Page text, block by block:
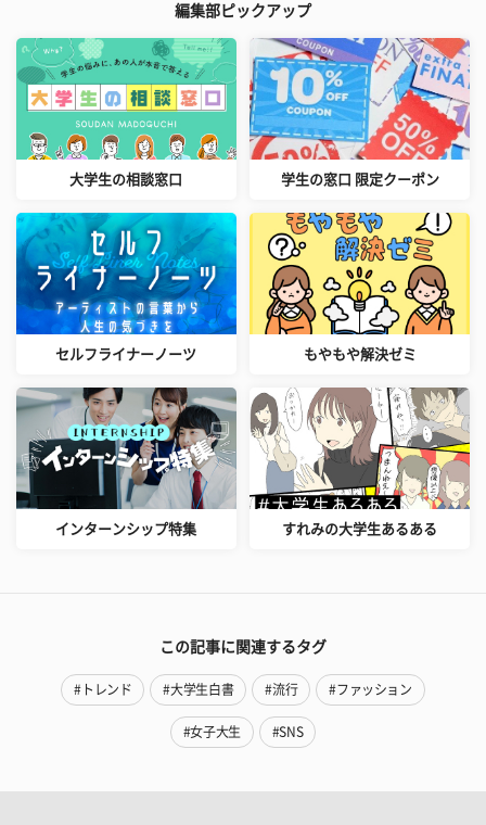
編集部ピックアップ
大学生の相談窓口 学生の窓口 限定クーポン
セルフライナーノーツ もやもや解決ゼミ
インターンシップ特集 すれみの大学生あるある
この記事に関連するタグ
#トレンド #大学生白書 #流行 #ファッション
#女子大生 #SNS